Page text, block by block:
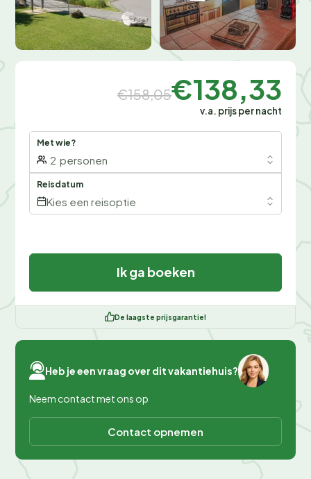
€158,05€138,33
v.a. prijs per nacht
Met wie?
2 personen
Reisdatum
Kies een reisoptie
Ik ga boeken
De laagste prijsgarantie!
Heb je een vraag over dit vakantiehuis?
Neem contact met ons op
Contact opnemen